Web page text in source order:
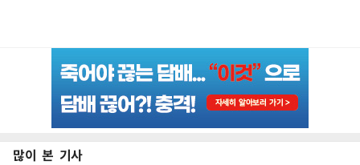
많이 본 기사